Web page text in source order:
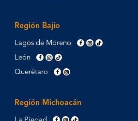
Región Bajío
Lagos de Moreno
León
Querétaro
Región Michoacán